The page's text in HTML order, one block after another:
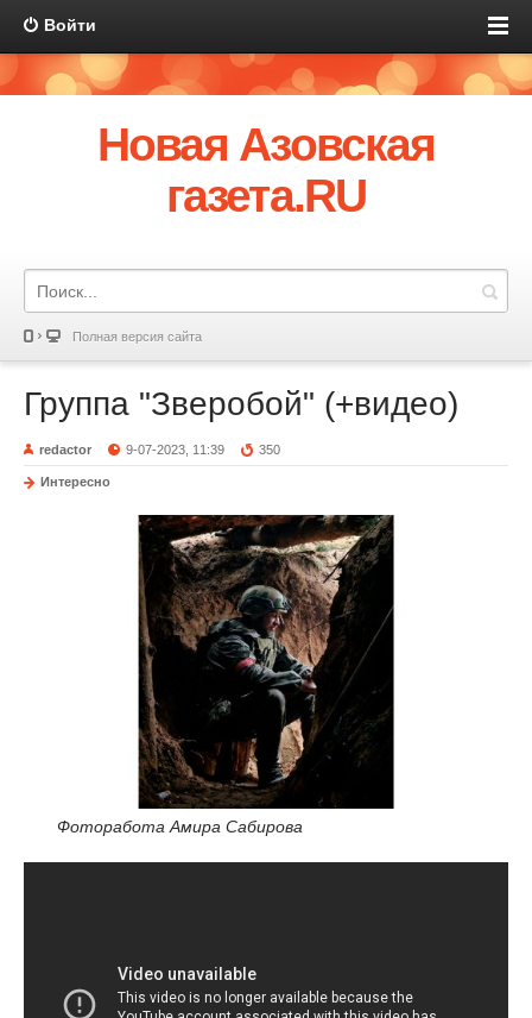
Войти
Новая Азовская
газета.RU
Полная версия сайта
Группа "Зверобой" (+видео)
redactor 9-07-2023, 11:39 350
Интересно
Фоторабота Амира Сабирова